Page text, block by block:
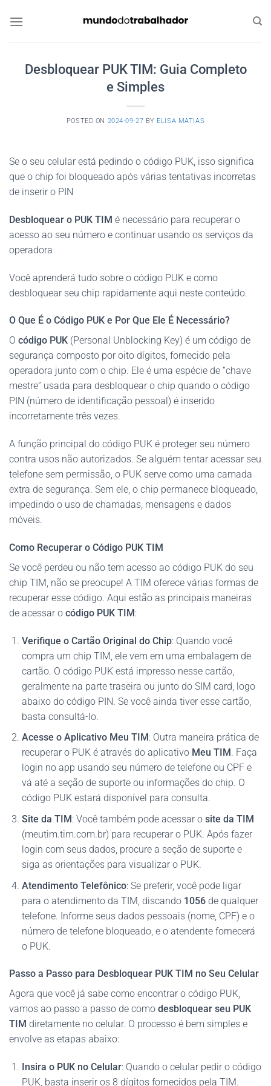
Desbloquear PUK TIM: Guia Completo
e Simples
POSTED ON 2024-09-27 BY ELISA MATIAS
Se o seu celular está pedindo o código PUK, isso significa
que o chip foi bloqueado após várias tentativas incorretas
de inserir o PIN
Desbloquear o PUK TIM é necessário para recuperar o
acesso ao seu número e continuar usando os serviços da
operadora
Você aprenderá tudo sobre o código PUK e como
desbloquear seu chip rapidamente aqui neste conteúdo.
O Que É o Código PUK e Por Que Ele É Necessário?
O código PUK (Personal Unblocking Key) é um código de
segurança composto por oito dígitos, fornecido pela
operadora junto com o chip. Ele é uma espécie de “chave
mestre” usada para desbloquear o chip quando o código
PIN (número de identificação pessoal) é inserido
incorretamente três vezes.
A função principal do código PUK é proteger seu número
contra usos não autorizados. Se alguém tentar acessar seu
telefone sem permissão, o PUK serve como uma camada
extra de segurança. Sem ele, o chip permanece bloqueado,
impedindo o uso de chamadas, mensagens e dados
móveis.
Como Recuperar o Código PUK TIM
Se você perdeu ou não tem acesso ao código PUK do seu
chip TIM, não se preocupe! A TIM oferece várias formas de
recuperar esse código. Aqui estão as principais maneiras
de acessar o código PUK TIM:
Verifique o Cartão Original do Chip: Quando você
compra um chip TIM, ele vem em uma embalagem de
cartão. O código PUK está impresso nesse cartão,
geralmente na parte traseira ou junto do SIM card, logo
abaixo do código PIN. Se você ainda tiver esse cartão,
basta consultá-lo.
Acesse o Aplicativo Meu TIM : Outra maneira prática de
recuperar o PUK é através do aplicativo Meu TIM . Faça
login no app usando seu número de telefone ou CPF e
vá até a seção de suporte ou informações do chip. O
código PUK estará disponível para consulta.
Site da TIM: Você também pode acessar o site da TIM
(meutim.tim.com.br) para recuperar o PUK. Após fazer
login com seus dados, procure a seção de suporte e
siga as orientações para visualizar o PUK.
Atendimento Telefônico: Se preferir, você pode ligar
para o atendimento da TIM, discando 1056de qualquer
telefone. Informe seus dados pessoais (nome, CPF) e o
número de telefone bloqueado, e o atendente fornecerá
o PUK.
Passo a Passo para Desbloquear PUK TIM no Seu Celular
Agora que você já sabe como encontrar o código PUK,
vamos ao passo a passo de como desbloquear seu PUK
TIM diretamente no celular. O processo é bem simples e
envolve as etapas abaixo:
Insira o PUK no Celular: Quando o celular pedir o código
PUK, basta inserir os 8 dígitos fornecidos pela TIM.